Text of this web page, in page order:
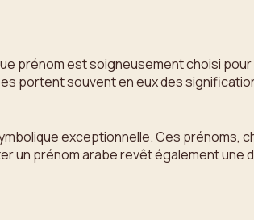
prénom est soigneusement choisi
portent souvent en eux des
exceptionnelle. Ces prénoms,
un prénom arabe revêt également une